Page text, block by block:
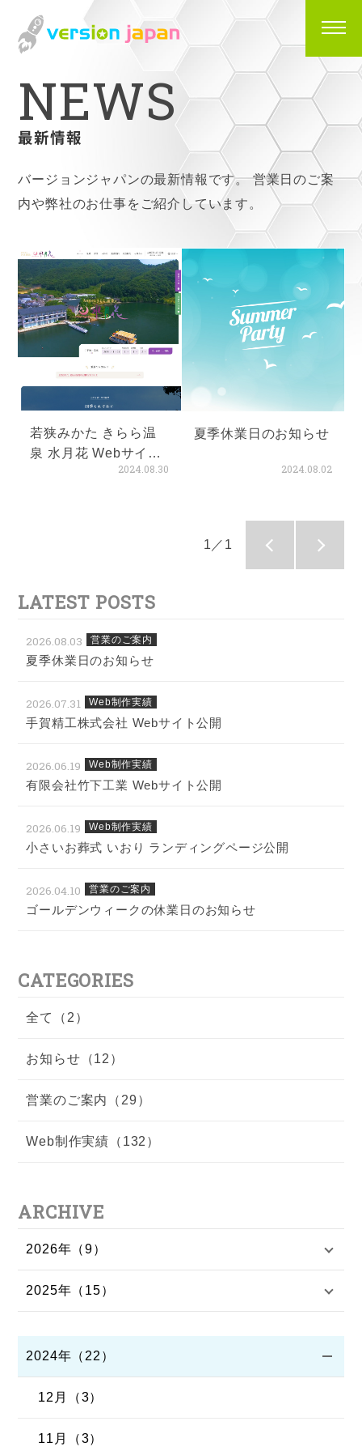
NEWS
最新情報
バージョンジャパンの最新情報です。営業日のご案
内や弊社のお仕事をご紹介しています。
若狭みかた きらら温
泉 水月花 Webサイト
2024.08.30
夏季休業日のお知らせ
2024.08.02
1／1
LATEST POSTS
2026.08.03 営業のご案内
夏季休業日のお知らせ
2026.07.31 Web制作実績
手賀精工株式会社 Webサイト公開
2026.06.19 Web制作実績
有限会社竹下工業 Webサイト公開
2026.06.19 Web制作実績
小さいお葬式 いおり ランディングページ公開
2026.04.10 営業のご案内
ゴールデンウィークの休業日のお知らせ
CATEGORIES
全て（2）
お知らせ（12）
営業のご案内（29）
Web制作実績（132）
ARCHIVE
2026年（9）
2025年（15）
2024年（22）
12月（3）
11月（3）